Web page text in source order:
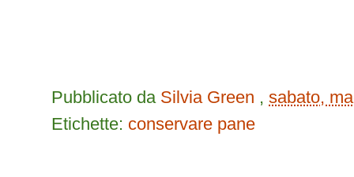
Pubblicato da Silvia Green , sabato,
Etichette: conservare pane